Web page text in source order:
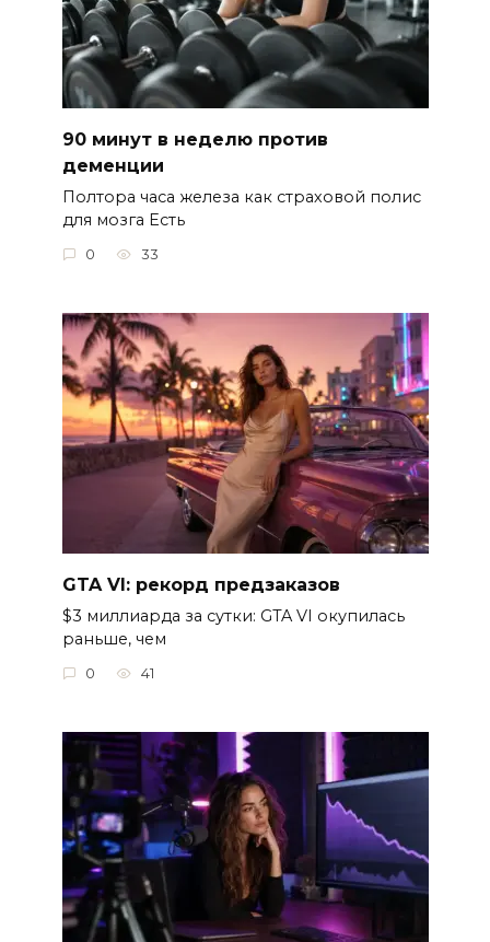
90 минут в неделю против
деменции
Полтора часа железа как страховой полис
для мозга Есть
0 33
GTA VI: рекорд предзаказов
$3 миллиарда за сутки: GTA VI окупилась
раньше, чем
0 41